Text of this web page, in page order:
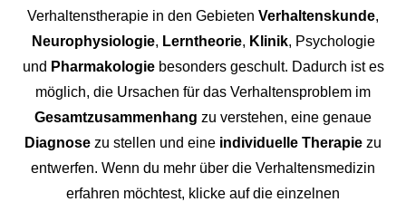
Verhaltenstherapie in den Gebieten Verhaltenskunde,
Neurophysiologie, Lerntheorie, Klinik, Psychologie
und Pharmakologiebesonders geschult. Dadurch ist es
möglich, die Ursachen für das Verhaltensproblem im
Gesamtzusammenhang zu verstehen, eine genaue
Diagnose zu stellen und eine individuelle Therapie zu
entwerfen. Wenn du mehr über die Verhaltensmedizin
erfahren möchtest, klicke auf die einzelnen